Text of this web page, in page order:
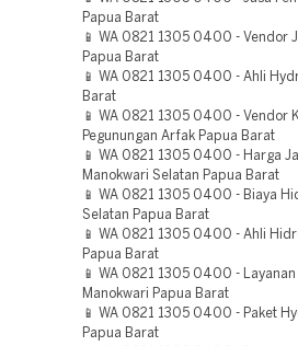
Papua Barat
📱 WA 0821 1305 0400 - Vendor
Papua Barat
📱 WA 0821 1305 0400 - Ahli
Barat
📱 WA 0821 1305 0400 - Vendor
Pegunungan Arfak Papua Barat
📱 WA 0821 1305 0400 - Harga
Manokwari Selatan Papua Barat
📱 WA 0821 1305 0400 - Biaya
Selatan Papua Barat
📱 WA 0821 1305 0400 - Ahli
Papua Barat
📱 WA 0821 1305 0400 -
Manokwari Papua Barat
📱 WA 0821 1305 0400 - Paket
Papua Barat